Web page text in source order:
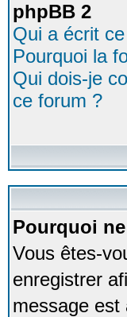
phpBB 2
Qui a écrit
Pourquoi la
Qui dois-je
ce forum ?
Pourquoi
Vous êtes-
enregistrer
message est